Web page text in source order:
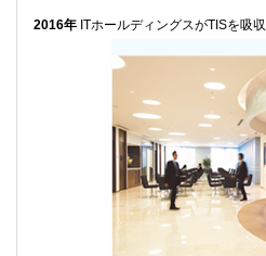
2016年 ITホールディングスがTISを吸